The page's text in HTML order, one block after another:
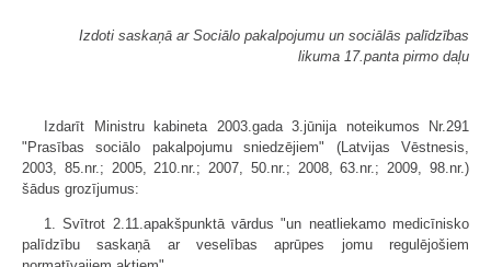
Izdoti saskaņā ar Sociālo pakalpojumu un sociālās palīdzības
likuma 17.panta pirmo daļu
Izdarīt Ministru kabineta 2003.gada 3.jūnija noteikumos Nr.291
"Prasības sociālo pakalpojumu sniedzējiem" (Latvijas Vēstnesis,
2003, 85.nr.; 2005, 210.nr.; 2007, 50.nr.; 2008, 63.nr.; 2009, 98.nr.)
šādus grozījumus:
1. Svītrot 2.11.apakšpunktā vārdus "un neatliekamo medicīnisko
palīdzību saskaņā ar veselības aprūpes jomu regulējošiem